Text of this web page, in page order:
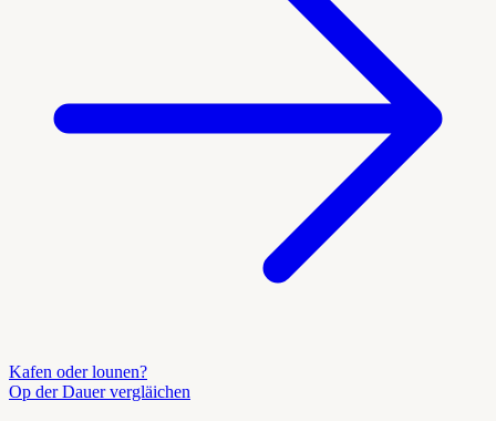
Kafen oder lounen?
Op der Dauer vergläichen